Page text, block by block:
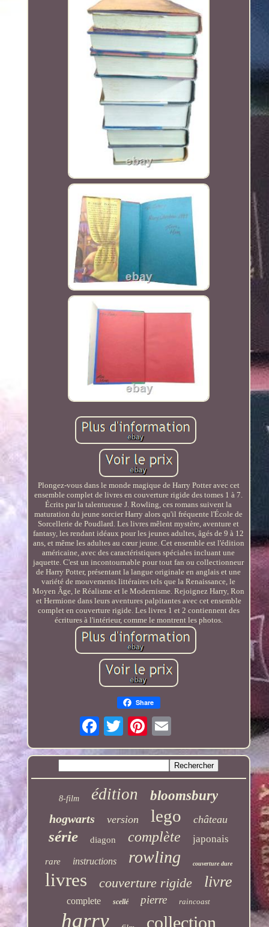
Plongez-vous dans le monde magique de Harry Potter avec cet
ensemble complet de livres en couverture rigide des tomes 1 à 7.
Écrits par la talentueuse J. Rowling, ces romans suivent la
maturation du jeune sorcier Harry alors qu'il fréquente l'École de
Sorcellerie de Poudlard. Les livres mêlent mystère, aventure et
fantasy, les rendant idéaux pour les jeunes adultes, âgés de 9 à 12
ans, et même les adultes au cœur jeune. Cet ensemble est l'édition
américaine, avec des caractéristiques spéciales incluant une
jaquette. C'est un incontournable pour tout fan ou collectionneur
de Harry Potter, présentant la langue originale en anglais et une
variété de mouvements littéraires tels que la Renaissance, le
Moyen Âge, le Réalisme et le Modernisme. Rejoignez Harry, Ron
et Hermione dans leurs aventures palpitantes avec cet ensemble
complet en couverture rigide. Les livres 1 et 2 contiennent des
écritures à l'intérieur, comme le montrent les photos.
Share
8-film édition bloomsbury
hogwarts version lego château
série diagon complète japonais
rare instructions rowling couverture dure
livres couverture rigide livre
complete scellé pierre raincoast
harry collection